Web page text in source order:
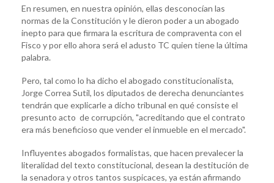
En resumen, en nuestra opinión, ellas desconocían las
normas de la Constitución y le dieron poder a un abogado
inepto para que firmara la escritura de compraventa con el
Fisco y por ello ahora será el adusto TC quien tiene la última
palabra.
Pero, tal como lo ha dicho el abogado constitucionalista,
Jorge Correa Sutil, los diputados de derecha denunciantes
tendrán que explicarle a dicho tribunal en qué consiste el
presunto acto de corrupción, "acreditando que el contrato
era más beneficioso que vender el inmueble en el mercado".
Influyentes abogados formalistas, que hacen prevalecer la
literalidad del texto constitucional, desean la destitución de
la senadora y otros tantos suspicaces, ya están afirmando